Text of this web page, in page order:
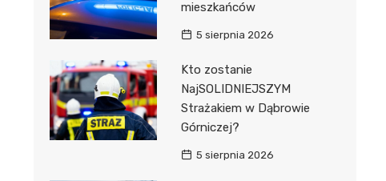
mieszkańców
5 sierpnia 2026
Kto zostanie
NajSOLIDNIEJSZYM
Strażakiem w Dąbrowie
Górniczej?
5 sierpnia 2026